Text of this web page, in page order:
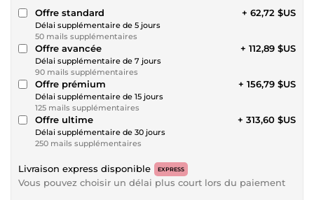
Offre standard
Délai supplémentaire de 5 jours
50 mails supplémentaires
+ 62,72 $US
Offre avancée
Délai supplémentaire de 7 jours
90 mails supplémentaires
+ 112,89 $US
Offre prémium
Délai supplémentaire de 15 jours
125 mails supplémentaires
+ 156,79 $US
Offre ultime
Délai supplémentaire de 30 jours
250 mails supplémentaires
+ 313,60 $US
Livraison express disponible EXPRESS
Vous pouvez choisir un délai plus court lors du paiement